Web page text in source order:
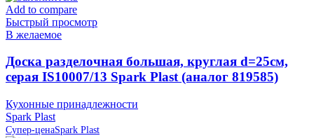
Add to compare
Быстрый просмотр
В желаемое
Доска разделочная большая, круглая d=25см,
серая IS10007/13 Spark Plast (аналог 819585)
Кухонные принадлежности
Spark Plast
Супер-ценаSpark Plast